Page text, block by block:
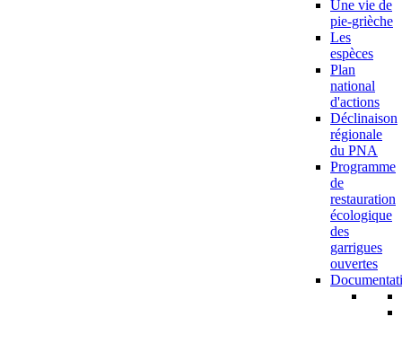
Une vie de
pie-grièche
Les
espèces
Plan
national
d'actions
Déclinaison
régionale
du PNA
Programme
de
restauration
écologique
des
garrigues
ouvertes